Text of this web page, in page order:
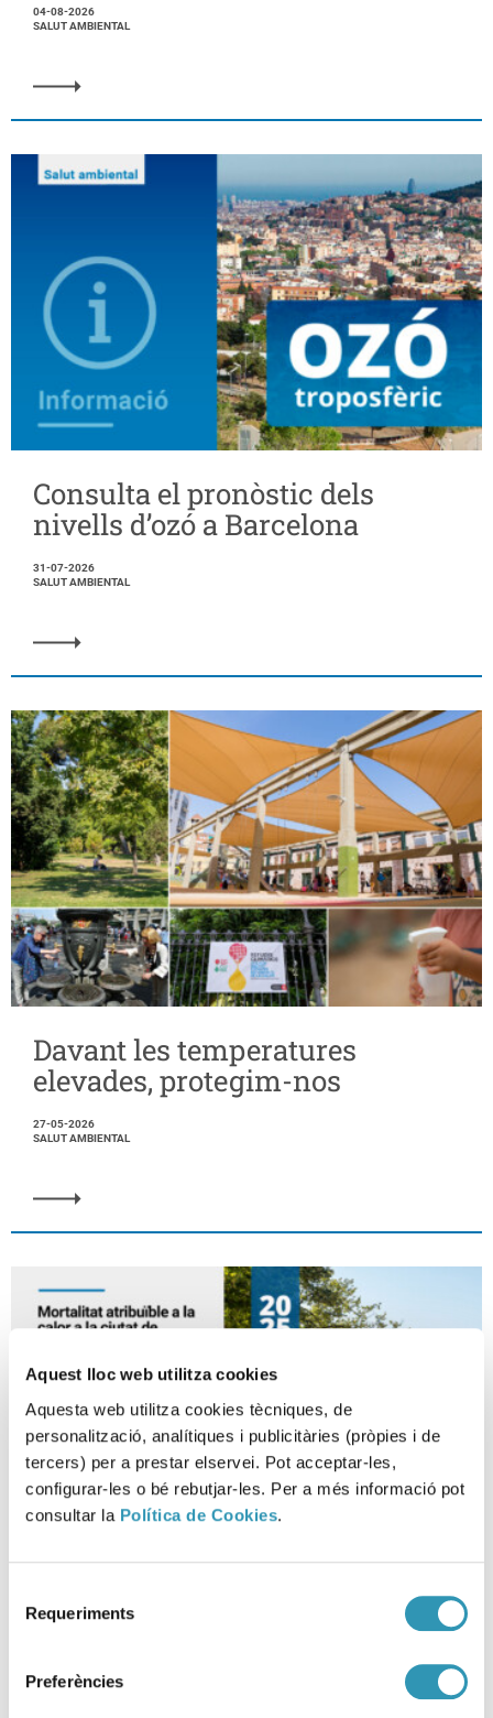
Aquest lloc web utilitza cookies
Aquesta web utilitza cookies tècniques, de
personalització, analítiques i publicitàries (pròpies i de
tercers) per a prestar elservei. Pot acceptar-les,
configurar-les o bé rebutjar-les. Per a més informació pot
consultar la Política de Cookies.
Requeriments
Preferències
04-08-2026
SALUT AMBIENTAL
Consulta el pronòstic dels
nivells d’ozó a Barcelona
31-07-2026
SALUT AMBIENTAL
Davant les temperatures
elevades, protegim-nos
27-05-2026
SALUT AMBIENTAL
Mortalitat per calor a Barcelona
23-02-2026